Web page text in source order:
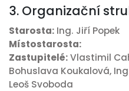
3. Organizační
Starosta: Ing. Jiří Popek
Místostarosta:
Zastupitelé:Vlastimil
Bohuslava Koukalová,
Leoš Svoboda